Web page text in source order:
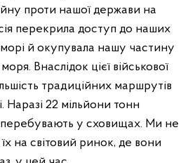
проти нашої держави на
перекрила доступ до наших
й окупувала нашу частину
Внаслідок цієї військової
традиційних маршрутів
Наразі 22 мільйони тонн
перебувають у сховищах. Ми не
на світовий ринок, де вони